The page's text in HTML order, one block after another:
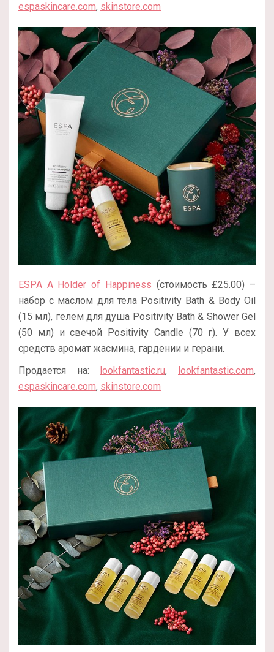
espaskincare.com, skinstore.com
ESPA A Holder of Happiness (стоимость £25.00) –
набор с маслом для тела Positivity Bath & Body Oil
(15 мл), гелем для душа Positivity Bath & Shower Gel
(50 мл) и свечой Positivity Candle (70 г). У всех
средств аромат жасмина, гардении и герани.
Продается на: lookfantastic.ru, lookfantastic.com,
espaskincare.com, skinstore.com